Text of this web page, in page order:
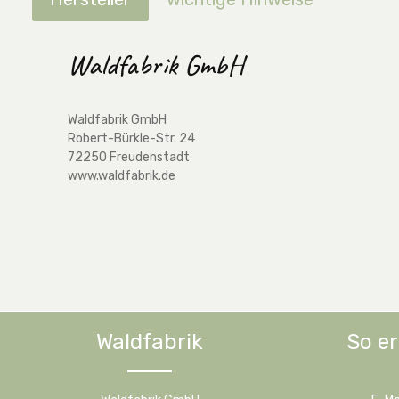
Waldfabrik GmbH
Waldfabrik GmbH
Robert-Bürkle-Str. 24
72250 Freudenstadt
www.waldfabrik.de
Waldfabrik So